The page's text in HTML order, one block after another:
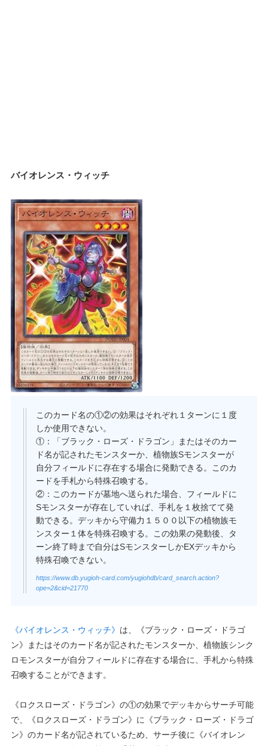
バイオレンス・ウィッチ
このカード名の①②の効果はそれぞれ１ターンに１度
しか使用できない。
①：「ブラック・ローズ・ドラゴン」またはそのカー
ド名が記されたモンスターか、植物族Sモンスターが
自分フィールドに存在する場合に発動できる。このカ
ードを手札から特殊召喚する。
②：このカードが墓地へ送られた場合、フィールドに
Sモンスターが存在していれば、手札を１枚捨てて発
動できる。デッキから守備力１５００以下の植物族モ
ンスター１体を特殊召喚する。この効果の発動後、タ
ーン終了時まで自分はSモンスターしかEXデッキから
特殊召喚できない。
https://www.db.yugioh-card.com/yugiohdb/card_search.action?
ope=2&cid=21770
《バイオレンス・ウィッチ》 は、《ブラック・ローズ・ドラゴ
ン》またはそのカード名が記されたモンスターか、植物族シンク
ロモンスターが自分フィールドに存在する場合に、手札から特殊
召喚することができます。
《ロクスローズ・ドラゴン》の①の効果でデッキからサーチ可能
で、《ロクスローズ・ドラゴン》に《ブラック・ローズ・ドラゴ
ン》のカード名が記されているため、サーチ後に《バイオレン